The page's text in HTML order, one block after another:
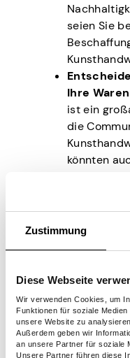
Zustimmung
Diese Webseite
Wir verwenden Cookies, um
Funktionen für soziale
unsere Website zu analysieren.
Außerdem geben wir
an unsere Partner für soziale
Unsere Partner führen diese
seien Sie
Ihre
ist ein
die
könnten
Geschäft
Produkte
4.
Lieben Sie
Vorräten für sie
Möglichkeit,
Tierfutter,